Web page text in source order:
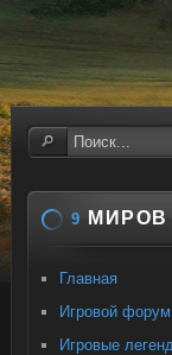
9 МИРОВ
Главная
Игровой форум
Игровые